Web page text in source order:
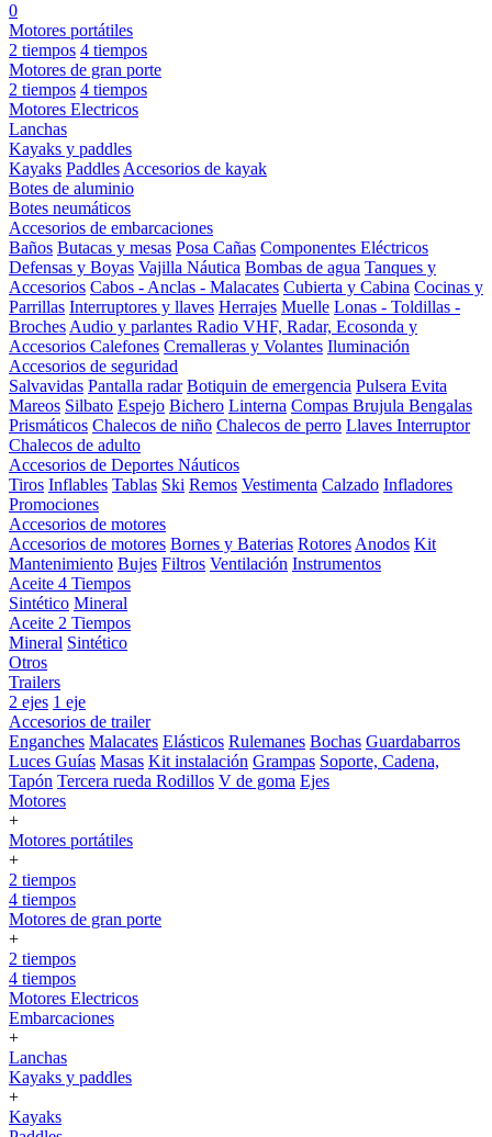
0
Motores portátiles
2 tiempos 4 tiempos
Motores de gran porte
2 tiempos 4 tiempos
Motores Electricos
Lanchas
Kayaks y paddles
Kayaks Paddles Accesorios de kayak
Botes de aluminio
Botes neumáticos
Accesorios de embarcaciones
Baños Butacas y mesas Posa Cañas Componentes Eléctricos
Defensas y Boyas Vajilla Náutica Bombas de agua Tanques y
Accesorios Cabos - Anclas - Malacates Cubierta y Cabina Cocinas y
Parrillas Interruptores y llaves Herrajes Muelle Lonas - Toldillas -
Broches Audio y parlantes Radio VHF, Radar, Ecosonda y
Accesorios Calefones Cremalleras y Volantes Iluminación
Accesorios de seguridad
Salvavidas Pantalla radar Botiquin de emergencia Pulsera Evita
Mareos Silbato Espejo Bichero Linterna Compas Brujula Bengalas
Prismáticos Chalecos de niño Chalecos de perro Llaves Interruptor
Chalecos de adulto
Accesorios de Deportes Náuticos
Tiros Inflables Tablas Ski Remos Vestimenta Calzado Infladores
Promociones
Accesorios de motores
Accesorios de motores Bornes y Baterias Rotores Anodos Kit
Mantenimiento Bujes Filtros Ventilación Instrumentos
Aceite 4 Tiempos
Sintético Mineral
Aceite 2 Tiempos
Mineral Sintético
Otros
Trailers
2 ejes 1 eje
Accesorios de trailer
Enganches Malacates Elásticos Rulemanes Bochas Guardabarros
Luces Guías Masas Kit instalación Grampas Soporte, Cadena,
Tapón Tercera rueda Rodillos V de goma Ejes
Motores
+
Motores portátiles
+
2 tiempos
4 tiempos
Motores de gran porte
+
2 tiempos
4 tiempos
Motores Electricos
Embarcaciones
+
Lanchas
Kayaks y paddles
+
Kayaks